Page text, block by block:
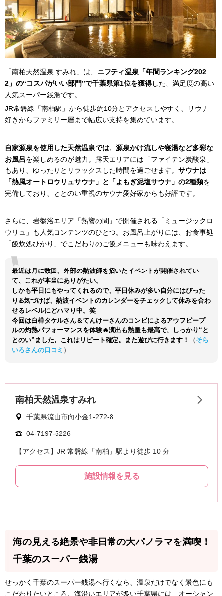
「南柏天然温泉 すみれ」は、 ニフティ温泉「年間ランキング202
2」の“コスパがいい部門”で千葉県第1位を獲得した、満足度の高い
人気スーパー銭湯です。
JR常磐線「南柏駅」から徒歩約10分とアクセスしやすく、サウナ
好きからファミリー層まで幅広い支持を集めています。
自家源泉を使用した天然温泉では、源泉かけ流しや寝湯など多彩な
お風呂を楽しめるのが魅力。露天エリアには「ファイテン炭酸泉」
もあり、ゆったりとリラックスした時間を過ごせます。 サウナは
「熱風オートロウリュサウナ」と「よもぎ泥塩サウナ」の2種類を
完備しており、ととのい重視のサウナ愛好家からも好評です。
さらに、岩盤浴エリア「熱響の間」で開催される「ミュージックロ
ウリュ」も人気コンテンツのひとつ。お風呂上がりには、お食事処
「飯炊処ひかり」でこだわりのご飯メニューも味わえます。
最近は月に数回、外部の熱波師を招いたイベントが開催されてい
て、これが本当にありがたい。
しかも平日にもやってくれるので、平日休みが多い自分にはぴった
り♨️気づけば、熱波イベントのカレンダーをチェックして休みを合わ
せるレベルにどハマり中。笑
今回は白樺タケルさん＆てんけーさんのコンビによるアウフピープ
ルの灼熱パフォーマンスを体験🔥演出も熱量も最高で、しっかり“と
とのい”ました。これはリピート確定。また遊びに行きます！
（そら
いろさんの口コミ ）
海の見える絶景や非日常の大パノラマを満喫！
千葉のスーパー銭湯
せっかく千葉のスーパー銭湯へ行くなら、温泉だけでなく景色にも
こだわりたいところ。海沿いエリアが多い千葉県には、オーシャン